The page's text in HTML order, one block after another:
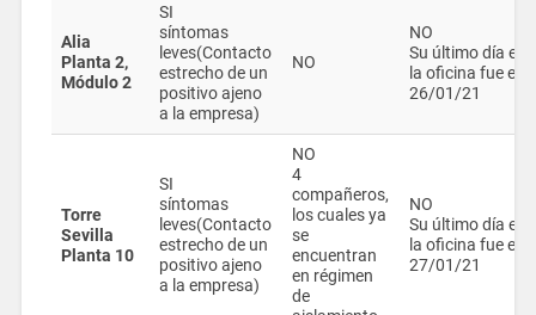
Alia
Planta 2,
Módulo 2
SI
síntomas
leves(Contacto
estrecho de un
positivo ajeno
a la empresa)
NO
NO
Su último día en
la oficina fue el
26/01/21
Torre
Sevilla
Planta 10
SI
síntomas
leves(Contacto
estrecho de un
positivo ajeno
a la empresa)
NO
4
compañeros,
los cuales ya
se
encuentran
en régimen
de
NO
Su último día en
la oficina fue el
27/01/21